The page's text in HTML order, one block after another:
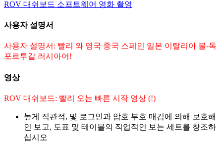
ROV 대쉬보드 소프트웨어 영화 촬영
사용자 설명서
사용자 설명서: 빨리 와 영국 중국 스페인 일본 이탈리아 불-독
포르투갈 러시아어!
영상
ROV 대쉬보드: 빨리 오는 빠른 시작 영상 (!)
높게 직관적, 및 로그인과 암호 부호 매김에 의해 보호해
인 보고, 도표 및 테이블의 직업적인 보는 세트를 창조하
십시오